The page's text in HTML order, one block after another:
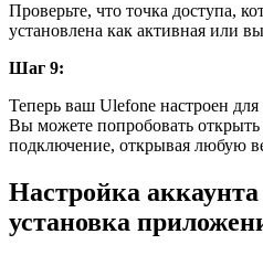
Проверьте, что точка доступа,
установлена как активная или
Шаг 9:
Теперь ваш Ulefone настроен
Вы можете попробовать открыть
подключение, открывая любую
Настройка
установка